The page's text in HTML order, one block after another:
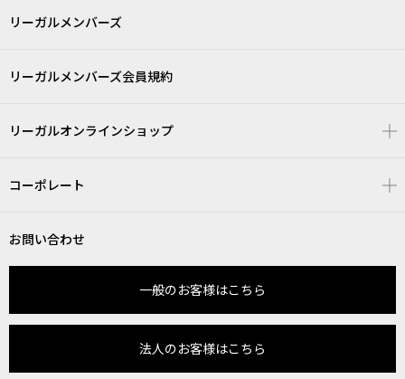
リーガルメンバーズ
リーガルメンバーズ会員規約
リーガルオンラインショップ
コーポレート
お問い合わせ
一般のお客様はこちら
法人のお客様はこちら